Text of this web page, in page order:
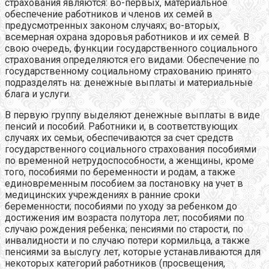
страхования являются: во-первых, материальное
обеспечение работников и членов их семей в
предусмотренных законом случаях; во-вторых,
всемерная охрана здоровья работников и их семей. В
свою очередь, функции государственного социального
страхования определяются его видами. Обеспечение по
государственному социальному страхованию принято
подразделять на: денежные выплаты и материальные
блага и услуги.
В первую группу выделяют денежные выплаты в виде
пенсий и пособий. Работники и, в соответствующих
случаях их семьи, обеспечиваются за счет средств
государственного социального страхования пособиями
по временной нетрудоспособности, а женщины, кроме
того, пособиями по беременности и родам, а также
единовременным пособием за постановку на учет в
медицинских учреждениях в ранние сроки
беременности; пособиями по уходу за ребенком до
достижения им возраста полутора лет; пособиями по
случаю рождения ребенка; пенсиями по старости, по
инвалидности и по случаю потери кормильца, а также
пенсиями за выслугу лет, которые устанавливаются для
некоторых категорий работников (просвещения,